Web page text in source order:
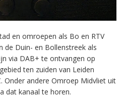
en omroepen als Bo en RTV
de Duin- en Bollenstreek als
via DAB+ te ontvangen op
ten zuiden van Leiden
Onder andere Omroep Midvliet uit
dat kanaal te horen.